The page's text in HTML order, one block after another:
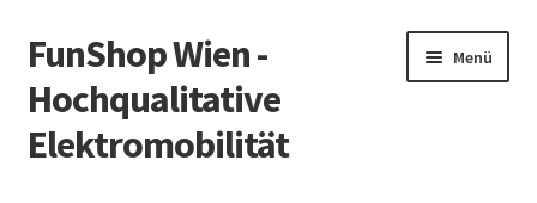
Zur
Navigation
springen
Zum
Inhalt
springen
FunShop Wien -
Hochqualitative
Elektromobilität
Menü